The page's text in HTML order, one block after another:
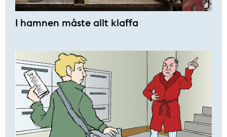
I hamnen måste allt klaffa